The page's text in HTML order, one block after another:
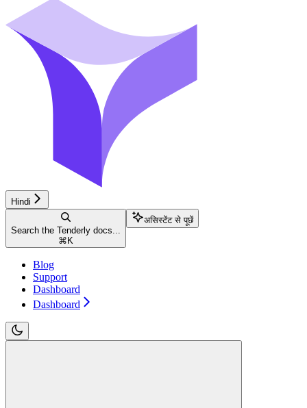
Hindi
Search the Tenderly docs...
⌘ K
असिस्टेंट से पूछें
Blog
Support
Dashboard
Dashboard